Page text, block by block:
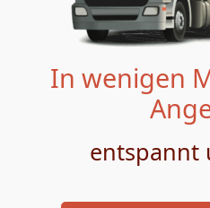
In wenigen
entspannt